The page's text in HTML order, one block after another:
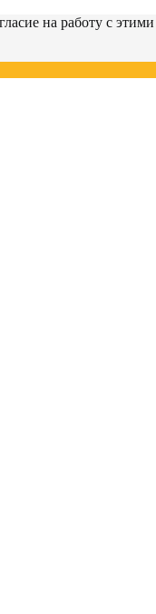
на работу с